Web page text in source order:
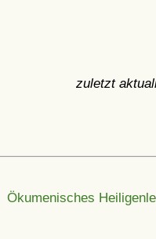
zuletzt
Ökumenisches